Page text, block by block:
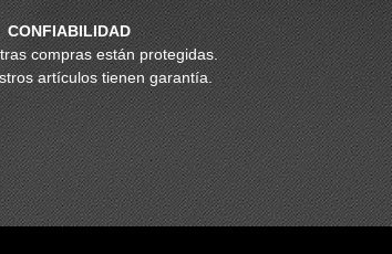
CONFIABILIDAD
compras están protegidas.
artículos tienen garantía.